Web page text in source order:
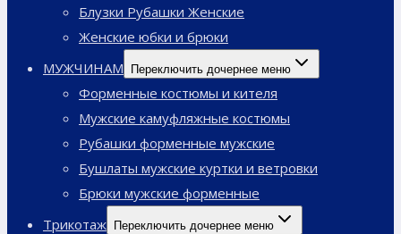
Блузки Рубашки Женские
Женские юбки и брюки
МУЖЧИНАМ
Переключить дочернее меню
Форменные костюмы и кителя
Мужские камуфляжные костюмы
Рубашки форменные мужские
Бушлаты мужские куртки и ветровки
Брюки мужские форменные
Трикотаж Переключить дочернее меню